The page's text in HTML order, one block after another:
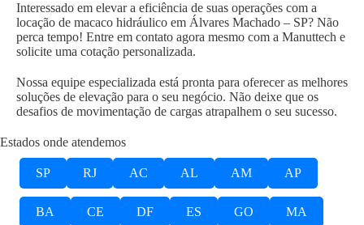
Interessado em elevar a eficiência de suas operações com a
locação de macaco hidráulico em Álvares Machado – SP? Não
perca tempo! Entre em contato agora mesmo com a Manuttech e
solicite uma cotação personalizada.
Nossa equipe especializada está pronta para oferecer as melhores
soluções de elevação para o seu negócio. Não deixe que os
desafios de movimentação de cargas atrapalhem o seu sucesso.
Estados onde atendemos
SP RJ AC AL AM AP
BA CE DF ES GO MA